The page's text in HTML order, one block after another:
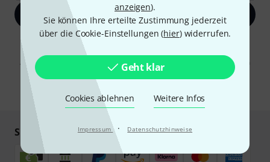
anzeigen).
Sie können Ihre erteilte Zustimmung jederzeit
über die Cookie-Einstellungen (hier) widerrufen.
Geht klar
Cookies ablehnen Weitere Infos
Impressum · Datenschutzhinweise
Jetzt anmelden
Mit Klick auf „Jetzt anmelden“ stimmen Sie dem Erhalt von E-Mail-
Werbung und einer Messung des E-Mail-Nutzungsverhaltens zu. Die
Abmeldung ist jederzeit möglich. Weitere Informationen finden Sie in
unserenDatenschutzhinweisen
Sicher einkaufen & bezahlen